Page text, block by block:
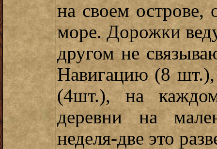
на своем острове,
море. Дорожки
другом не
Навигацию (8
(4шт.), на
деревни на
неделя-две это